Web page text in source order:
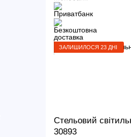
ЗАЛИШИЛОСЯ 23 ДНІ
Стельовий
30893